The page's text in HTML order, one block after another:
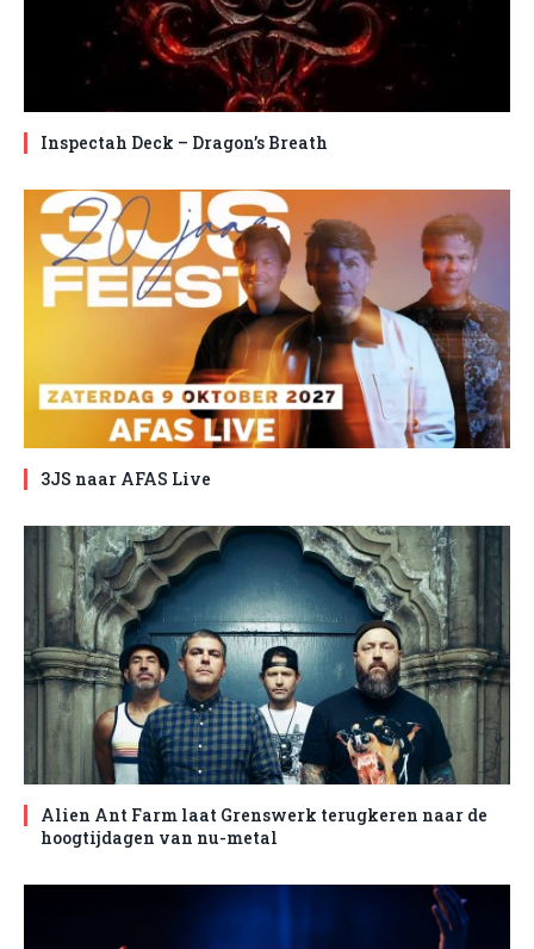
Inspectah Deck – Dragon’s Breath
3JS naar AFAS Live
Alien Ant Farm laat Grenswerk terugkeren naar de
hoogtijdagen van nu-metal